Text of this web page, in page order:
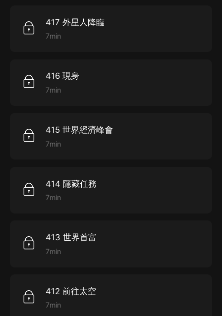
417 外星人降臨
7min
416 現身
7min
415 世界經濟峰會
7min
414 隱藏任務
7min
413 世界首富
7min
412 前往太空
7min